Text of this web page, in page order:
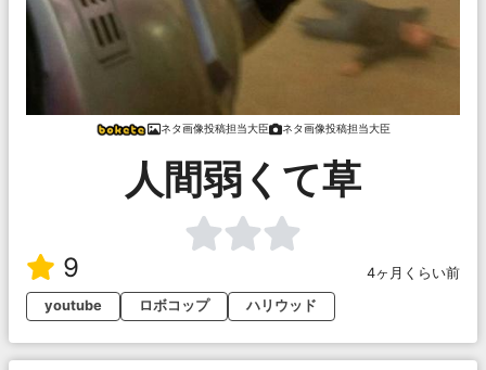
ネタ画像投稿担当大臣 ネタ画像投稿担当大臣
人間弱くて草
9
4ヶ月くらい前
youtube
ロボコップ ハリウッド